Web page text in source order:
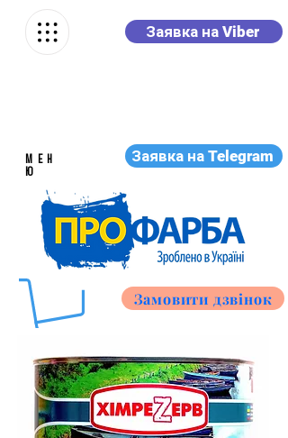
Заявка на Viber
Заявка на Telegram
МЕН
Ю
Замовити дзвінок